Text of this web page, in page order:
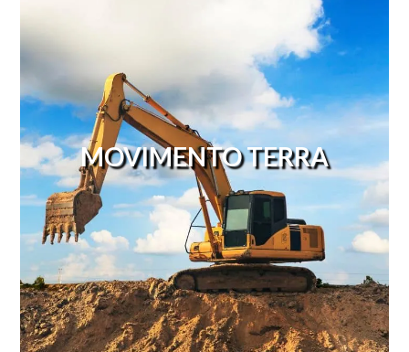
MOVIMENTO TERRA